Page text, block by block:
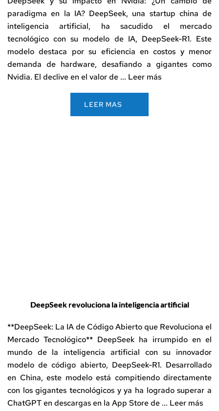
paradigma en la IA? DeepSeek, una startup china de
inteligencia artificial, ha sacudido el mercado
tecnológico con su modelo de IA, DeepSeek-R1. Este
modelo destaca por su eficiencia en costos y menor
demanda de hardware, desafiando a gigantes como
Nvidia. El declive en el valor de ... Leer más
LEER MAS
DeepSeek revoluciona la inteligencia artificial
**DeepSeek: La IA de Código Abierto que Revoluciona el
Mercado Tecnológico** DeepSeek ha irrumpido en el
mundo de la inteligencia artificial con su innovador
modelo de código abierto, DeepSeek-R1. Desarrollado
en China, este modelo está compitiendo directamente
con los gigantes tecnológicos y ya ha logrado superar a
ChatGPT en descargas en la App Store de ... Leer más